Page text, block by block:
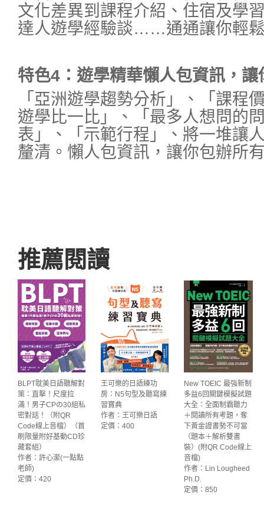
文化差異到課程介紹、住宿及學
達人遊學經驗談……通通讓你輕
特色4：遊學精華懶人包資訊，讓
「亞洲遊學趨勢分析」、「課程
遊學比一比」、「最多人想問的
表」、「示範行程」、將一堆讓
釐清。懶人包資訊，讓你包辦所
推薦閱讀
BLPT耽美日語聽解對
策：直擊！尺度拉
滿！男子CPの30組私
密對話！（附QR
Code線上音檔）（首
刷限量附好基動CD珍
藏套組）
作者：許心瀠(一點點
老師)
定價：420
王可樂的日語練功
房：N5句型及聽寫練
習寶典
作者：王可樂日語
定價：400
New TOEIC 最強新制
多益6回關鍵模擬試題
大全：全面制霸聽力
＋閱讀所有考題，奪
下黃金證書勢不可當
（題本＋解析雙書
裝）(附QR Code線上
音檔)
作者：Lin Lougheed
Ph.D.
定價：850